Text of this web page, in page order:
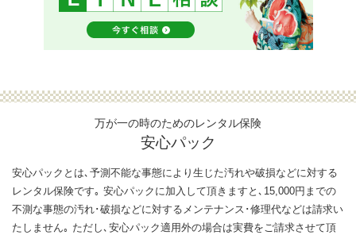
万が一の時のためのレンタル保険
安心パック
安心パックとは､予測不能な事態により生じた汚れや破損などに対する
レンタル保険です｡ 安心パックに加入して頂きますと､15,000円までの
不測な事態の汚れ･破損などに対するメンテナンス･修理代などは請求い
たしません｡ ただし､安心パック適用外の場合は実費をご請求させて頂